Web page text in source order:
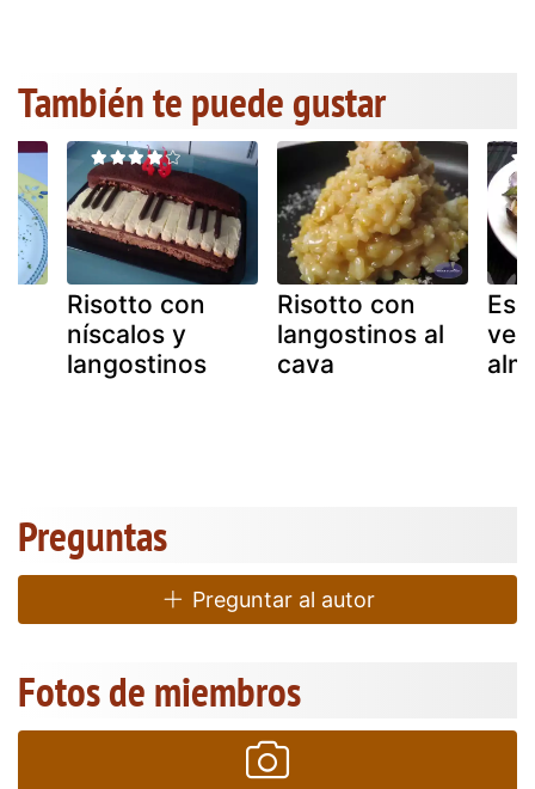
También te puede gustar
Risotto con
níscalos y
langostinos
Risotto con
langostinos al
cava
Preguntas
Preguntar al autor
Fotos de miembros